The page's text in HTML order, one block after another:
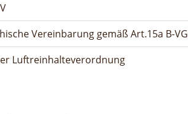
Vereinbarung gemäß Art.15a B-VG
Luftreinhalteverordnung